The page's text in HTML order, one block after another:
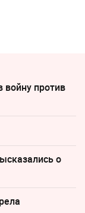
войну против
о